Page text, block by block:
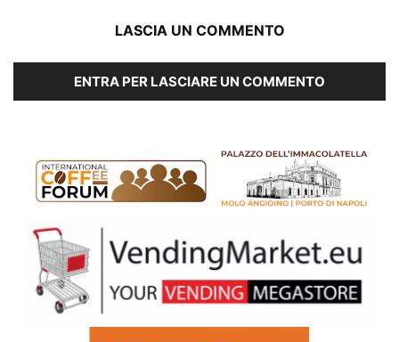
LASCIA UN COMMENTO
ENTRA PER LASCIARE UN COMMENTO